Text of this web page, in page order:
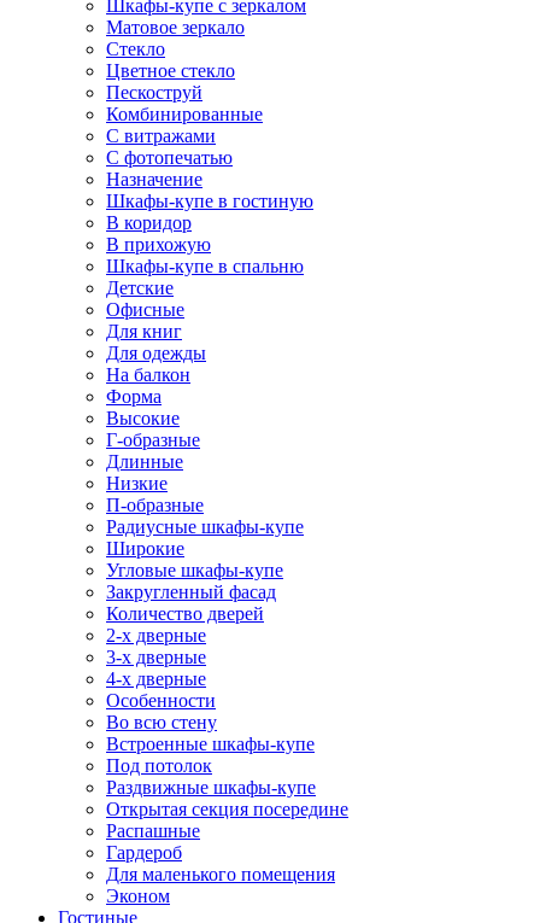
Шкафы-купе с зеркалом
Матовое зеркало
Стекло
Цветное стекло
Пескоструй
Комбинированные
С витражами
С фотопечатью
Назначение
Шкафы-купе в гостиную
В коридор
В прихожую
Шкафы-купе в спальню
Детские
Офисные
Для книг
Для одежды
На балкон
Форма
Высокие
Г-образные
Длинные
Низкие
П-образные
Радиусные шкафы-купе
Широкие
Угловые шкафы-купе
Закругленный фасад
Количество дверей
2-х дверные
3-х дверные
4-х дверные
Особенности
Во всю стену
Встроенные шкафы-купе
Под потолок
Раздвижные шкафы-купе
Открытая секция посередине
Распашные
Гардероб
Для маленького помещения
Эконом
Гостиные